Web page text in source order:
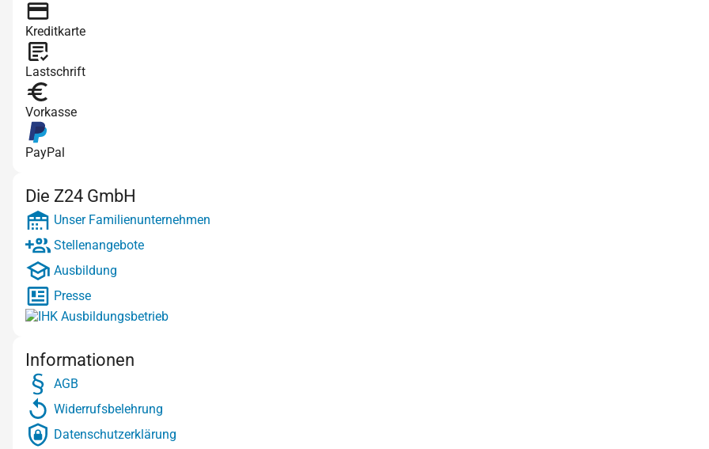
Kreditkarte
Lastschrift
Vorkasse
PayPal
Die Z24 GmbH
Unser Familienunternehmen
Stellenangebote
Ausbildung
Presse
Informationen
AGB
Widerrufsbelehrung
Datenschutzerklärung